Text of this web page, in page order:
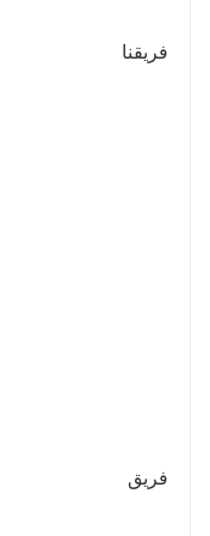
فريقنا
فريق